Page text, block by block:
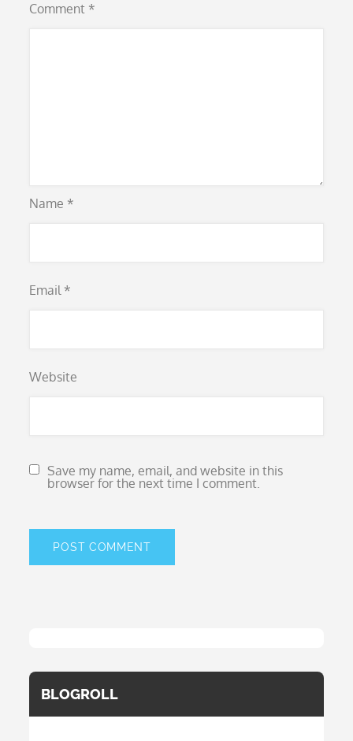
Comment *
Name *
Email *
Website
Save my name, email, and website in this
browser for the next time I comment.
BLOGROLL